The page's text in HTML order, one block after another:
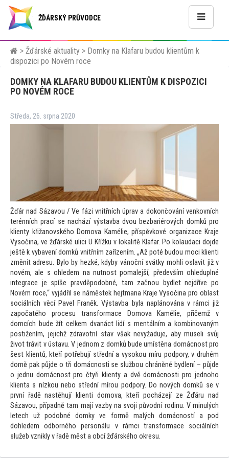
ŽĎÁRSKÝ PRŮVODCE
> Žďárské aktuality > Domky na Klafaru budou klientům k
dispozici po Novém roce
DOMKY NA KLAFARU BUDOU KLIENTŮM K DISPOZICI
PO NOVÉM ROCE
Středa, 26. srpna 2020
Žďár nad Sázavou / Ve fázi vnitřních úprav a dokončování venkovních
terénních prací se nachází výstavba dvou bezbariérových domků pro
klienty křižanovského Domova Kamélie, příspěvkové organizace Kraje
Vysočina, ve žďárské ulici U Křížku v lokalitě Klafar. Po kolaudaci dojde
ještě k vybavení domků vnitřním zařízením. „Až poté budou moci klienti
změnit adresu. Bylo by hezké, kdyby vánoční svátky mohli oslavit již v
novém, ale s ohledem na nutnost pomalejší, především ohleduplné
integrace je spíše pravděpodobné, tam začnou bydlet nejdříve po
Novém roce,“ vyjádřil se náměstek hejtmana Kraje Vysočina pro oblast
sociálních věcí Pavel Franěk. Výstavba byla naplánována v rámci již
započatého procesu transformace Domova Kamélie, přičemž v
domcích bude žít celkem dvanáct lidí s mentálním a kombinovaným
postižením, jejichž zdravotní stav však nevyžaduje, aby museli svůj
život trávit v ústavu. V jednom z domků bude umístěna domácnost pro
šest klientů, kteří potřebují střední a vysokou míru podpory, v druhém
domě pak půjde o tři domácnosti se službou chráněné bydlení – půjde
o jednu domácnost pro čtyři klienty a dvě domácnosti pro jednoho
klienta s nízkou nebo střední mírou podpory. Do nových domků se v
první řadě nastěhují klienti domova, kteří pocházejí ze Žďáru nad
Sázavou, případně tam mají vazby na svoji původní rodinu. V minulých
letech už podobné domky ve formě malých domácností a pod
dohledem odborného personálu v rámci transformace sociálních
služeb vznikly v řadě měst a obcí žďárského okresu.